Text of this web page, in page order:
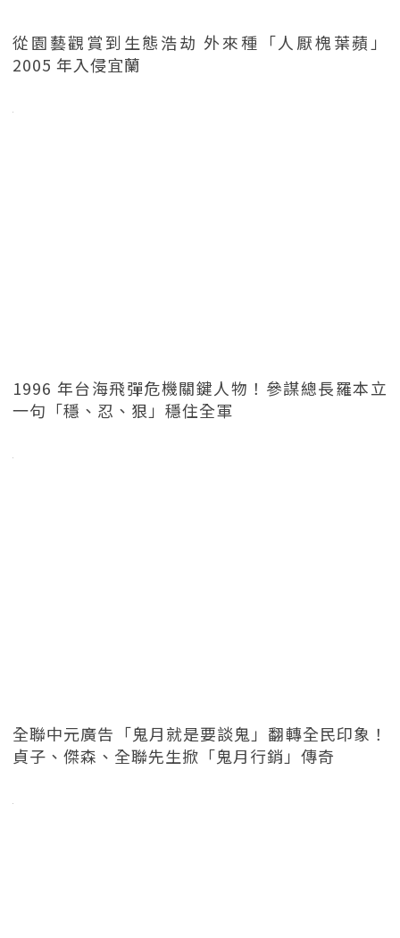
從園藝觀賞到生態浩劫 外來種「人厭槐葉蘋」
2005 年入侵宜蘭
1996 年台海飛彈危機關鍵人物！參謀總長羅本立
一句「穩、忍、狠」穩住全軍
全聯中元廣告「鬼月就是要談鬼」翻轉全民印象！
貞子、傑森、全聯先生掀「鬼月行銷」傳奇